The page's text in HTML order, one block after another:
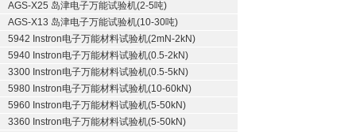
AGS-X25 岛津电子万能试验机(2-5吨)
AGS-X13 岛津电子万能试验机(10-30吨)
5942 Instron电子万能材料试验机(2mN-2kN)
5940 Instron电子万能材料试验机(0.5-2kN)
3300 Instron电子万能材料试验机(0.5-5kN)
5980 Instron电子万能材料试验机(10-60kN)
5960 Instron电子万能材料试验机(5-50kN)
3360 Instron电子万能材料试验机(5-50kN)